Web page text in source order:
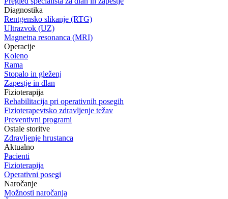
Diagnostika
Rentgensko slikanje (RTG)
Ultrazvok (UZ)
Magnetna resonanca (MRI)
Operacije
Koleno
Rama
Stopalo in gleženj
Zapestje in dlan
Fizioterapija
Rehabilitacija pri operativnih posegih
Fizioterapevtsko zdravljenje težav
Preventivni programi
Ostale storitve
Zdravljenje hrustanca
Aktualno
Pacienti
Fizioterapija
Operativni posegi
Naročanje
Možnosti naročanja